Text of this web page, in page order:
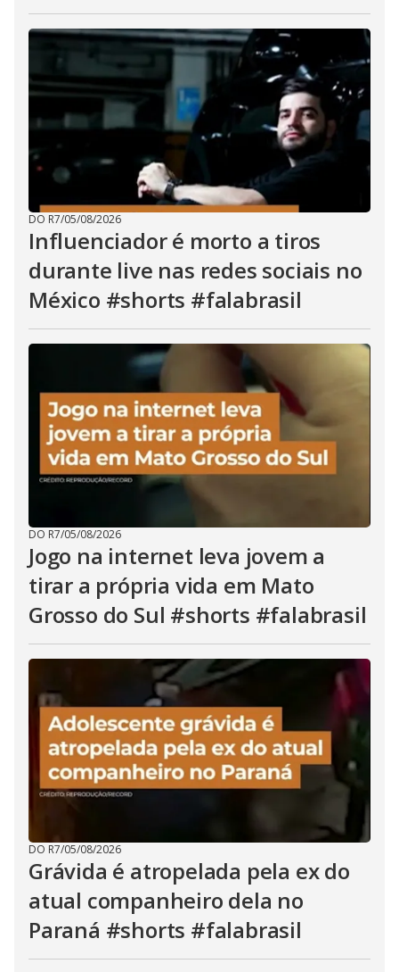
DO R7/05/08/2026
Influenciador é morto a tiros
durante live nas redes sociais no
México #shorts #falabrasil
DO R7/05/08/2026
Jogo na internet leva jovem a
tirar a própria vida em Mato
Grosso do Sul #shorts #falabrasil
DO R7/05/08/2026
Grávida é atropelada pela ex do
atual companheiro dela no
Paraná #shorts #falabrasil